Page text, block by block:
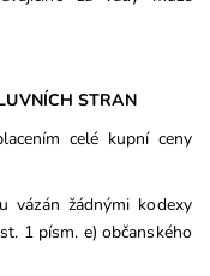
STRAN
celé kupní ceny
vázán žádnými kodexy
1 písm. e) občanského